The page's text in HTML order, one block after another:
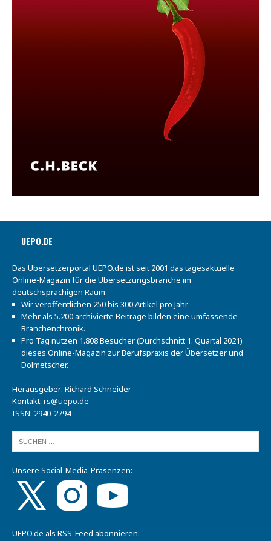
UEPO.DE
Das Übersetzerportal UEPO.de ist seit 2001 das tagesaktuelle
Online-Magazin für die Übersetzungsbranche im
deutschsprachigen Raum.
Wir veröffentlichen 250 bis 300 Artikel pro Jahr.
Mehr als 5.200 archivierte Beiträge bilden eine umfassende
Branchenchronik.
Pro Tag nutzen 1.808 Besucher (Durchschnitt 1. Quartal 2021)
dieses Online-Magazin zur Berufspraxis der Übersetzer und
Dolmetscher.
Herausgeber: Richard Schneider
Kontakt: rs@uepo.de
ISSN: 2940-2794
Unsere Social-Media-Präsenzen:
UEPO.de als RSS-Feed abonnieren: